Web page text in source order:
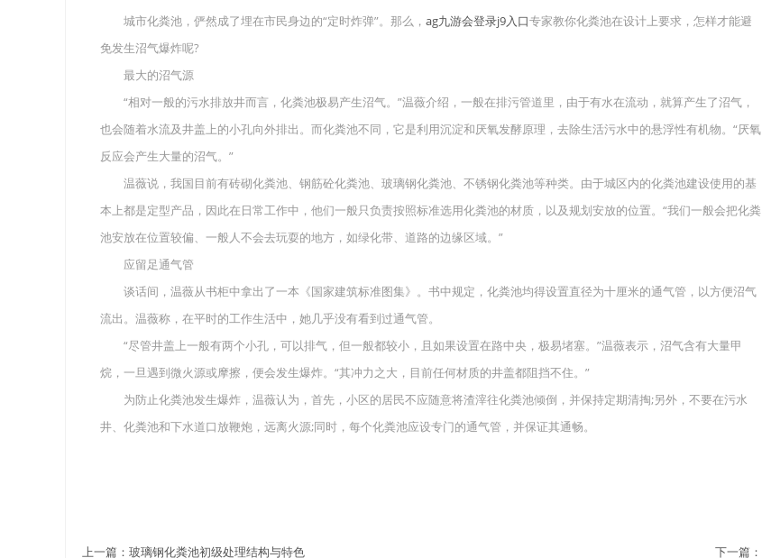
在安装绵阳玻璃钢化粪池时可能遇到这些难题
使用成都玻璃钢化粪池的七大好处你都记住了吗？
城市化粪池，俨然成了埋在市民身边的“定时炸弹”。那么， ag九游会登录j9入口专家教你化粪池在设计上要求，怎样才能避
免发生沼气爆炸呢?
最大的沼气源
“相对一般的污水排放井而言，化粪池极易产生沼气。”温薇介绍，一般在排污管道里，由于有水在流动，就算产生了沼气，
也会随着水流及井盖上的小孔向外排出。而化粪池不同，它是利用沉淀和厌氧发酵原理，去除生活污水中的悬浮性有机物。“厌氧
反应会产生大量的沼气。”
温薇说，我国目前有砖砌化粪池、钢筋砼化粪池、玻璃钢化粪池、不锈钢化粪池等种类。由于城区内的化粪池建设使用的基
本上都是定型产品，因此在日常工作中，他们一般只负责按照标准选用化粪池的材质，以及规划安放的位置。“我们一般会把化粪
池安放在位置较偏、一般人不会去玩耍的地方，如绿化带、道路的边缘区域。”
应留足通气管
谈话间，温薇从书柜中拿出了一本《国家建筑标准图集》。书中规定，化粪池均得设置直径为十厘米的通气管，以方便沼气
流出。温薇称，在平时的工作生活中，她几乎没有看到过通气管。
“尽管井盖上一般有两个小孔，可以排气，但一般都较小，且如果设置在路中央，极易堵塞。”温薇表示，沼气含有大量甲
烷，一旦遇到微火源或摩擦，便会发生爆炸。“其冲力之大，目前任何材质的井盖都阻挡不住。”
为防止化粪池发生爆炸，温薇认为，首先，小区的居民不应随意将渣滓往化粪池倾倒，并保持定期清掏;另外，不要在污水
井、化粪池和下水道口放鞭炮，远离火源;同时，每个化粪池应设专门的通气管，并保证其通畅。
上一篇： 玻璃钢化粪池初级处理结构与特色 下一篇：